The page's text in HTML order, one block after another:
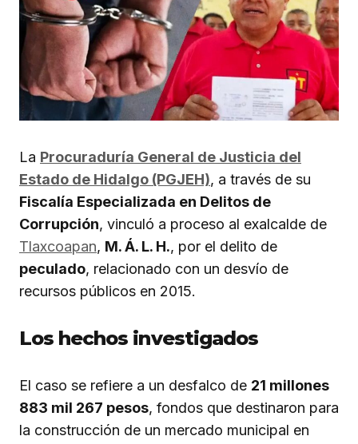
La Procuraduría General de Justicia del
Estado de Hidalgo (PGJEH), a través de su
Fiscalía Especializada en Delitos de
Corrupción, vinculó a proceso al exalcalde de
Tlaxcoapan, M. Á. L. H., por el delito de
peculado, relacionado con un desvío de
recursos públicos en 2015.
Los hechos investigados
El caso se refiere a un desfalco de 21 millones
883 mil 267 pesos, fondos que destinaron para
la construcción de un mercado municipal en